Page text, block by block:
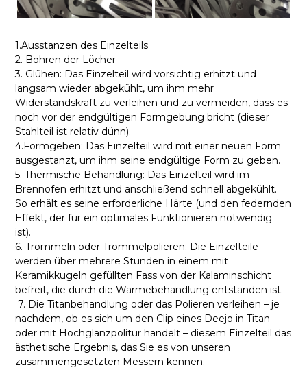
1.Ausstanzen des Einzelteils
2. Bohren der Löcher
3. Glühen: Das Einzelteil wird vorsichtig erhitzt und
langsam wieder abgekühlt, um ihm mehr
Widerstandskraft zu verleihen und zu vermeiden, dass es
noch vor der endgültigen Formgebung bricht (dieser
Stahlteil ist relativ dünn).
4.Formgeben: Das Einzelteil wird mit einer neuen Form
ausgestanzt, um ihm seine endgültige Form zu geben.
5. Thermische Behandlung: Das Einzelteil wird im
Brennofen erhitzt und anschließend schnell abgekühlt.
So erhält es seine erforderliche Härte (und den federnden
Effekt, der für ein optimales Funktionieren notwendig
ist).
6. Trommeln oder Trommelpolieren: Die Einzelteile
werden über mehrere Stunden in einem mit
Keramikkugeln gefüllten Fass von der Kalaminschicht
befreit, die durch die Wärmebehandlung entstanden ist.
7. Die Titanbehandlung oder das Polieren verleihen – je
nachdem, ob es sich um den Clip eines Deejo in Titan
oder mit Hochglanzpolitur handelt – diesem Einzelteil das
ästhetische Ergebnis, das Sie es von unseren
zusammengesetzten Messern kennen.